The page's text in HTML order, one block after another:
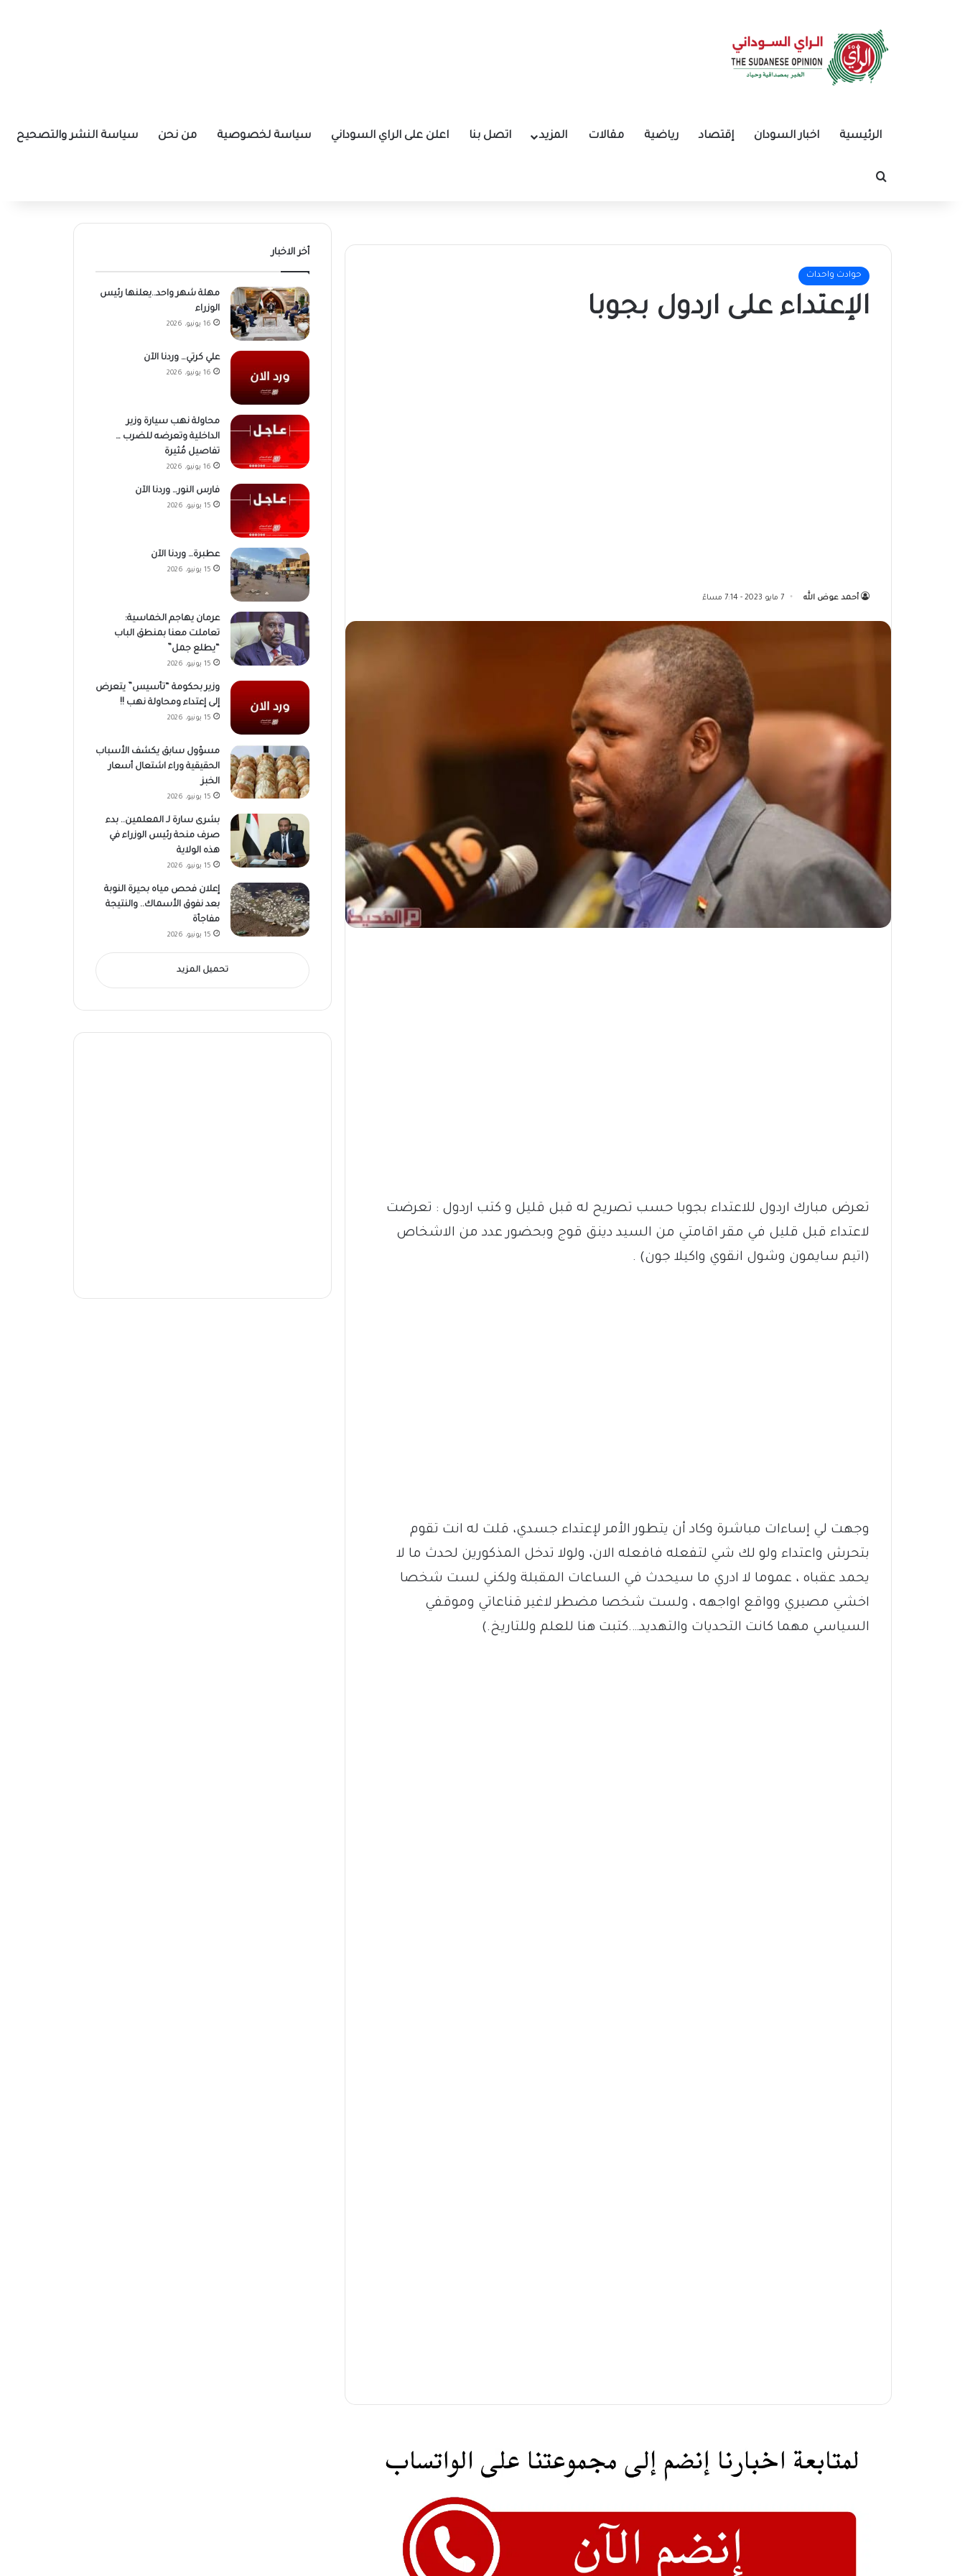
الرئيسية اخبار السودان إقتصاد رياضية مقالات المزيد اتصل بنا اعلن على الراي السوداني سياسة لخصوصية من نحن سياسة النشر والتصحيح
بحث عن
حوادث واحداث
الإعتداء على اردول بجوبا
أحمد عوض الله 7 مايو 2023 - 7:14 مساءً
تعرض مبارك اردول للاعتداء بجوبا حسب تصريح له قبل قليل و كتب اردول : تعرضت
لاعتداء قبل قليل في مقر اقامتي من السيد دينق قوج وبحضور عدد من الاشخاص
(اتيم سايمون وشول انقوي واكيلا جون) .
وجهت لي إساءات مباشرة وكاد أن يتطور الأمر لإعتداء جسدي، قلت له انت تقوم
بتحرش واعتداء ولو لك شي لتفعله فافعله الان، ولولا تدخل المذكورين لحدث ما لا
يحمد عقباه ، عموما لا ادري ما سيحدث في الساعات المقبلة ولكني لست شخصا
اخشي مصيري وواقع اواجهه ، ولست شخصا مضطر لاغير قناعاتي وموقفي
السياسي مهما كانت التحديات والتهديد….كتبت هنا للعلم وللتاريخ.)
أخر الاخبار
مهلة شهر واحد..يعلنها رئيس
الوزراء
16 يونيو، 2026
علي كرتي… وردنا الآن
16 يونيو، 2026
محاولة نهب سيارة وزير
الداخلية وتعرضه للضرب …
تفاصيل مُثيرة
16 يونيو، 2026
فارس النور… وردنا الآن
15 يونيو، 2026
عطبرة… وردنا الآن
15 يونيو، 2026
عرمان يهاجم الخماسية:
تعاملت معنا بمنطق الباب
“يطلع جمل”
15 يونيو، 2026
وزير بحكومة “تأسيس” يتعرض
إلى إعتداء ومحاولة نهب !!
15 يونيو، 2026
مسؤول سابق يكشف الأسباب
الحقيقية وراء اشتعال أسعار
الخبز
15 يونيو، 2026
بشرى سارة لـ المعلمين.. بدء
صرف منحة رئيس الوزراء في
هذه الولاية
15 يونيو، 2026
إعلان فحص مياه بحيرة النوبة
بعد نفوق الأسماك.. والنتيجة
مفاجأة
15 يونيو، 2026
تحميل المزيد